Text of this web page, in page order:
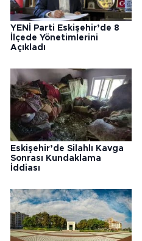
YENİ Parti Eskişehir’de 8
İlçede Yönetimlerini
Açıkladı
Eskişehir’de Silahlı Kavga
Sonrası Kundaklama
İddiası